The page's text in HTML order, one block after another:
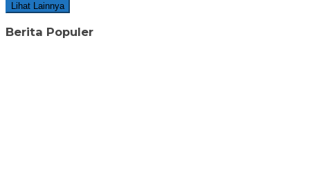
Lihat Lainnya
Berita Populer